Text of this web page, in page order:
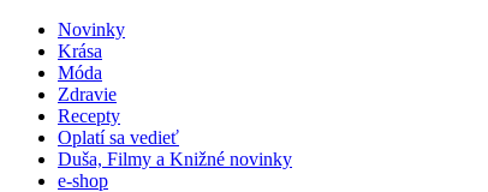
Novinky
Krása
Móda
Zdravie
Recepty
Oplatí sa vedieť
Duša, Filmy a Knižné novinky
e-shop